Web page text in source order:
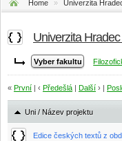
Home » Univerzita
Univerzita
« První | ‹ Předešlá Další › |
Uni / Název projektu
Edice českých textů z